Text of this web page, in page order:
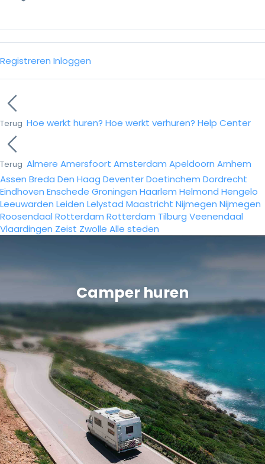
Registreren Inloggen
Terug Hoe werkt huren? Hoe werkt verhuren? Help Center
Terug Almere Amersfoort Amsterdam Apeldoorn Arnhem
Assen Breda Den Haag DeventerDoetinchem Dordrecht
Eindhoven Enschede Groningen Haarlem Helmond Hengelo
Leeuwarden Leiden Lelystad Maastricht Nijmegen Nijmegen
Roosendaal Rotterdam Rotterdam Tilburg Veenendaal
Vlaardingen Zeist Zwolle Alle steden
Camper huren